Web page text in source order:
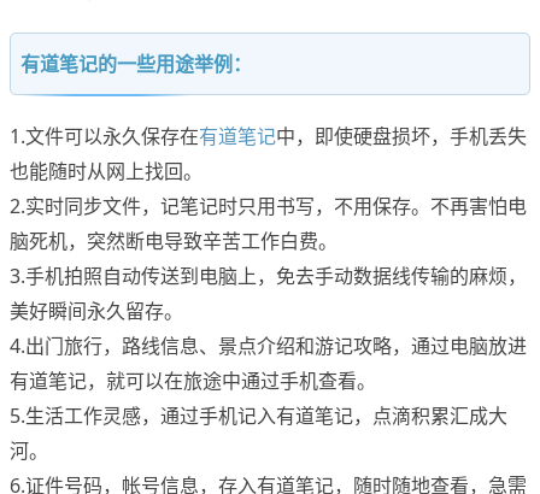
有道笔记的一些用途举例：
1.文件可以永久保存在有道笔记中，即使硬盘损坏，手机丢失
也能随时从网上找回。
2.实时同步文件，记笔记时只用书写，不用保存。不再害怕电
脑死机，突然断电导致辛苦工作白费。
3.手机拍照自动传送到电脑上，免去手动数据线传输的麻烦，
美好瞬间永久留存。
4.出门旅行，路线信息、景点介绍和游记攻略，通过电脑放进
有道笔记，就可以在旅途中通过手机查看。
5.生活工作灵感，通过手机记入有道笔记，点滴积累汇成大
河。
6.证件号码，帐号信息，存入有道笔记，随时随地查看，急需